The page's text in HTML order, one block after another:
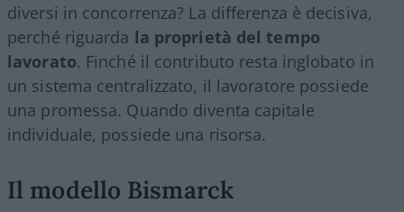
diversi in concorrenza? La differenza è decisiva,
perché riguarda la proprietà del tempo
lavorato. Finché il contributo resta inglobato in
un sistema centralizzato, il lavoratore possiede
una promessa. Quando diventa capitale
individuale, possiede una risorsa.
Il modello Bismarck